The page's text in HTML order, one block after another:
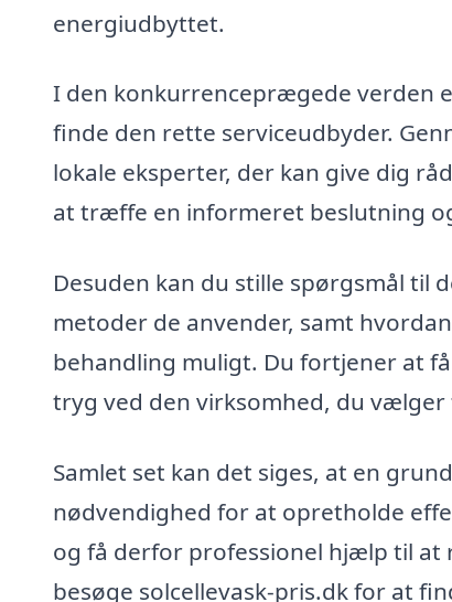
energiudbyttet.
I den konkurrenceprægede verden
finde den rette serviceudbyder.
lokale eksperter, der kan give dig
at træffe en informeret beslutning
Desuden kan du stille spørgsmål til
metoder de anvender, samt
behandling muligt. Du fortjener at
tryg ved den virksomhed, du vælger
Samlet set kan det siges, at en
nødvendighed for at opretholde
og få derfor professionel hjælp til at
besøge solcellevask-pris.dk for at